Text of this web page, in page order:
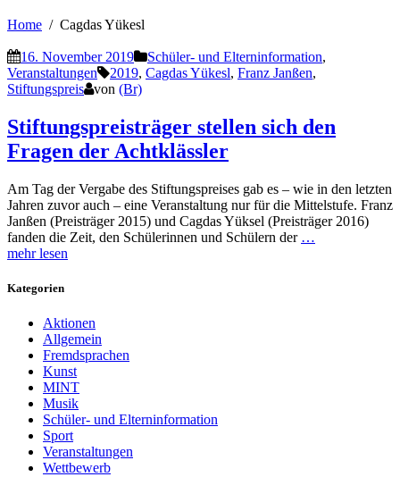
Home Cagdas Yükesl
16. November 2019 Schüler- und Elterninformation,
Veranstaltungen
2019, Cagdas Yükesl, Franz Janßen,
Stiftungspreis
von (Br)
Stiftungspreisträger stellen sich den
Fragen der Achtklässler
Am Tag der Vergabe des Stiftungspreises gab es – wie in den letzten
Jahren zuvor auch – eine Veranstaltung nur für die Mittelstufe. Franz
Janßen (Preisträger 2015) und Cagdas Yüksel (Preisträger 2016)
fanden die Zeit, den Schülerinnen und Schülern der …
mehr lesen
Kategorien
Aktionen
Allgemein
Fremdsprachen
Kunst
MINT
Musik
Schüler- und Elterninformation
Sport
Veranstaltungen
Wettbewerb